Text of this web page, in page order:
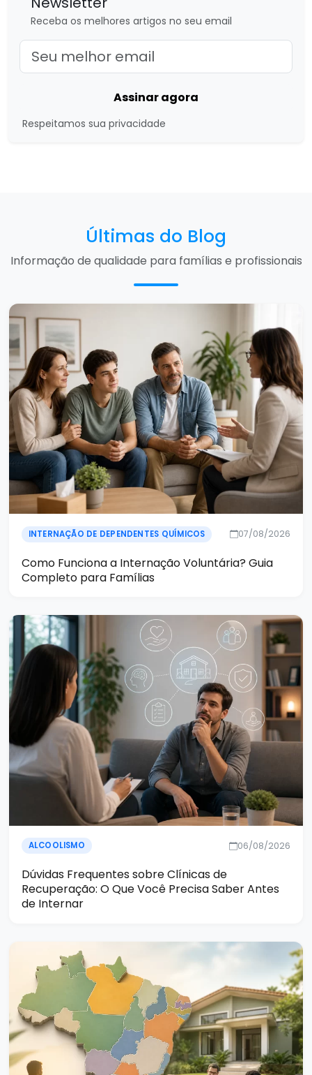
Receba os melhores artigos no seu email
Assinar agora
Respeitamos sua privacidade
Últimas do Blog
Informação de qualidade para famílias e profissionais
INTERNAÇÃO DE DEPENDENTES QUÍMICOS 07/08/2026
Como Funciona a Internação Voluntária? Guia
Completo para Famílias
ALCOOLISMO 06/08/2026
Dúvidas Frequentes sobre Clínicas de
Recuperação: O Que Você Precisa Saber Antes
de Internar